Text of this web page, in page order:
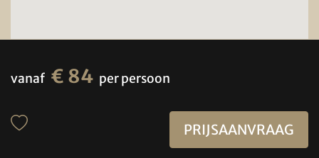
vanaf € 84 per persoon
PRIJSAANVRAAG